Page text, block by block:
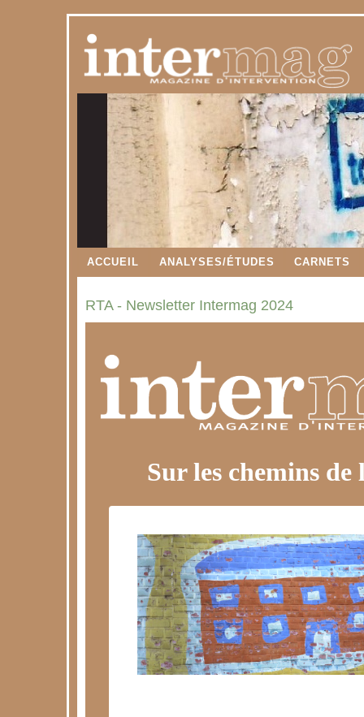
ACCUEIL ANALYSES/ÉTUDES CARNETS
RTA - Newsletter Intermag 2024